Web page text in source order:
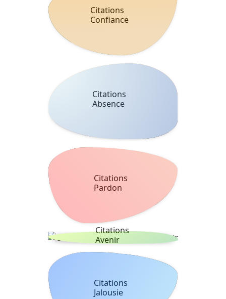
Citations
Confiance
Citations
Absence
Citations
Pardon
Citations
Avenir
Citations
Jalousie